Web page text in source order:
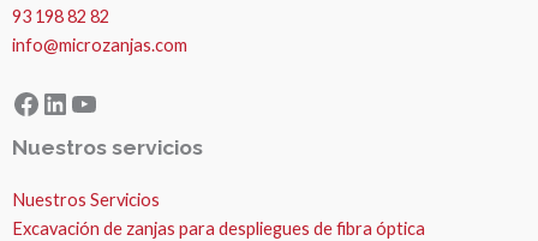
93 198 82 82
info@microzanjas.com
Facebook
LinkedIn
YouTube
Nuestros servicios
Nuestros Servicios
Excavación de zanjas para despliegues de fibra óptica